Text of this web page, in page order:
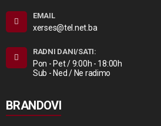
EMAIL
xerses@tel.net.ba
RADNI DANI/SATI:
Pon - Pet / 9:00h - 18:00h
Sub - Ned / Ne radimo
BRANDOVI